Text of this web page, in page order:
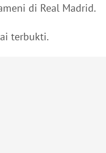
di Real Madrid.
terbukti.